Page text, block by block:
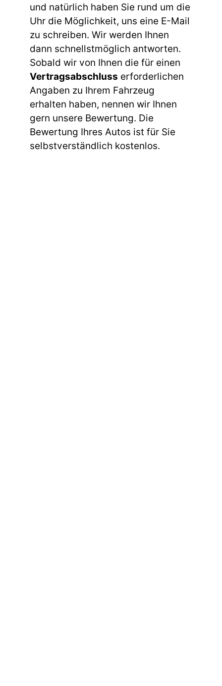
und natürlich haben Sie rund um die
Uhr die Möglichkeit, uns eine E-Mail
zu schreiben. Wir werden Ihnen
dann schnellstmöglich antworten.
Sobald wir von Ihnen die für einen
Vertragsabschluss erforderlichen
Angaben zu Ihrem Fahrzeug
erhalten haben, nennen wir Ihnen
gern unsere Bewertung. Die
Bewertung Ihres Autos ist für Sie
selbstverständlich kostenlos.